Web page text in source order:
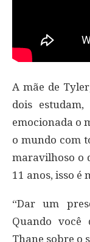
A mãe de
dois
emocionada o
o mundo com
maravilhoso o
11 anos, isso é
“Dar um
Quando você
Thane sobre o